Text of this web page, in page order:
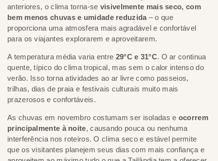
anteriores, o clima torna-se visivelmente mais seco, com
bem menos chuvas e umidade reduzida– o que
proporciona uma atmosfera mais agradável e confortável
para os viajantes explorarem e aproveitarem.
A temperatura média varia entre 29°C e 31°C. O ar continua
quente, típico do clima tropical, mas sem o calor intenso do
verão. Isso torna atividades ao ar livre como passeios,
trilhas, dias de praia e festivais culturais muito mais
prazerosos e confortáveis.
As chuvas em novembro costumam ser isoladas e ocorrem
principalmente à noite, causando pouca ou nenhuma
interferência nos roteiros. O clima seco e estável permite
que os visitantes planejem seus dias com mais confiança e